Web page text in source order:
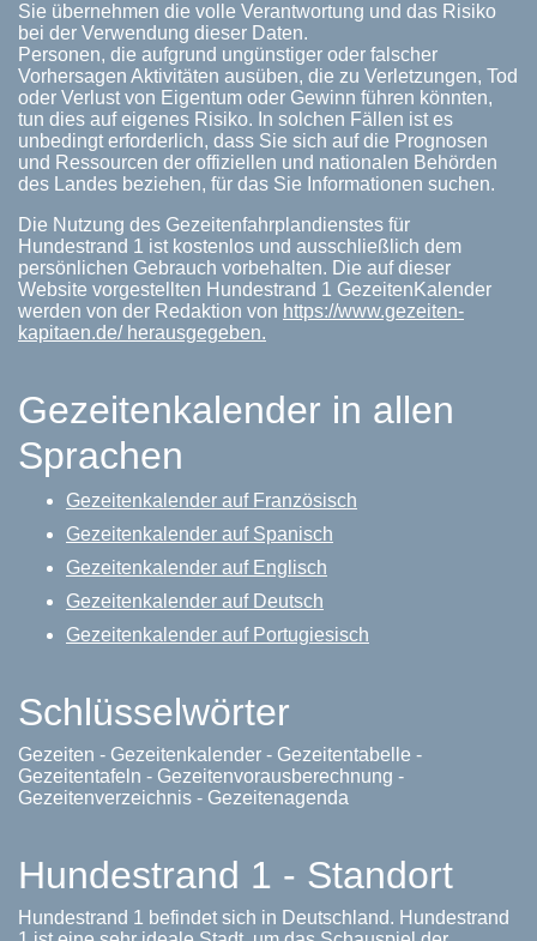
Sie übernehmen die volle Verantwortung und das Risiko
bei der Verwendung dieser Daten.
Personen, die aufgrund ungünstiger oder falscher
Vorhersagen Aktivitäten ausüben, die zu Verletzungen, Tod
oder Verlust von Eigentum oder Gewinn führen könnten,
tun dies auf eigenes Risiko. In solchen Fällen ist es
unbedingt erforderlich, dass Sie sich auf die Prognosen
und Ressourcen der offiziellen und nationalen Behörden
des Landes beziehen, für das Sie Informationen suchen.
Die Nutzung des Gezeitenfahrplandienstes für
Hundestrand 1 ist kostenlos und ausschließlich dem
persönlichen Gebrauch vorbehalten. Die auf dieser
Website vorgestellten Hundestrand 1 GezeitenKalender
werden von der Redaktion von https://www.gezeiten-
kapitaen.de/ herausgegeben.
Gezeitenkalender in allen
Sprachen
Gezeitenkalender auf Französisch
Gezeitenkalender auf Spanisch
Gezeitenkalender auf Englisch
Gezeitenkalender auf Deutsch
Gezeitenkalender auf Portugiesisch
Schlüsselwörter
Gezeiten - Gezeitenkalender - Gezeitentabelle -
Gezeitentafeln - Gezeitenvorausberechnung -
Gezeitenverzeichnis - Gezeitenagenda
Hundestrand 1 - Standort
Hundestrand 1 befindet sich in Deutschland. Hundestrand